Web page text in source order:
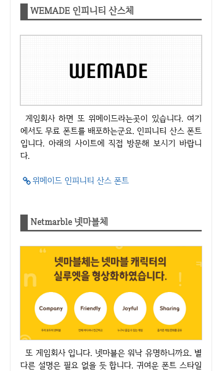
WEMADE 인피니티 산스체
게임회사 하면 또 위메이드라는곳이 있습니다. 여기
에서도 무료 폰트를 배포하는군요. 인피니티 산스 폰트
입니다. 아래의 사이트에 직접 방문해 보시기 바랍니
다.
위메이드 인피니티 산스 폰트
Netmarble 넷마블체
또 게임회사 입니다. 넷마블은 워낙 유명하니까요. 별
다른 설명은 필요 없을 듯 합니다. 귀여운 폰트 스타일